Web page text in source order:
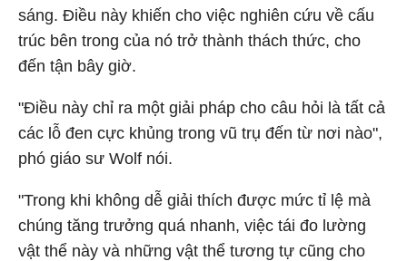
sáng. Điều này khiến cho việc nghiên cứu về cấu
trúc bên trong của nó trở thành thách thức, cho
đến tận bây giờ.
"Điều này chỉ ra một giải pháp cho câu hỏi là tất cả
các lỗ đen cực khủng trong vũ trụ đến từ nơi nào",
phó giáo sư Wolf nói.
"Trong khi không dễ giải thích được mức tỉ lệ mà
chúng tăng trưởng quá nhanh, việc tái đo lường
vật thể này và những vật thể tương tự cũng cho